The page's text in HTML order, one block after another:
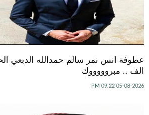
عطوفة انس نمر سالم حمدالله الدبعي
الف .. مبروووووك
05-08-2026 09:22 PM